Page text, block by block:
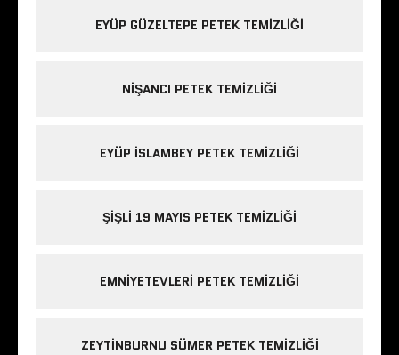
EYÜP GÜZELTEPE PETEK TEMIZLIĞI
NIŞANCI PETEK TEMIZLIĞI
EYÜP ISLAMBEY PETEK TEMIZLIĞI
ŞIŞLI 19 MAYIS PETEK TEMIZLIĞI
EMNIYETEVLERI PETEK TEMIZLIĞI
ZEYTINBURNU SÜMER PETEK TEMIZLIĞI